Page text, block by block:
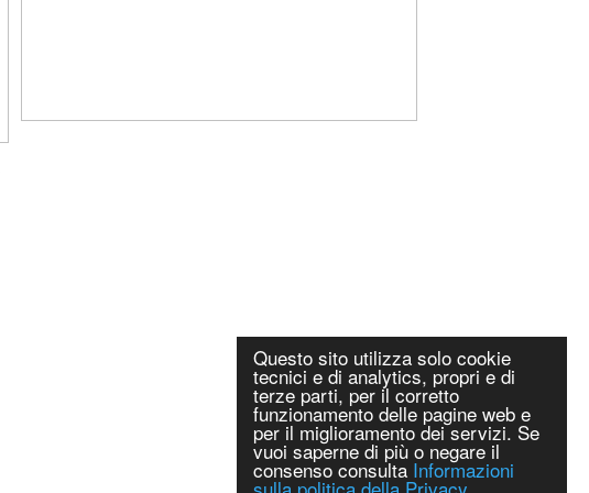
Questo sito utilizza solo cookie
tecnici e di analytics, propri e di
terze parti, per il corretto
funzionamento delle pagine web e
per il miglioramento dei servizi. Se
vuoi saperne di più o negare il
consenso consulta Informazioni